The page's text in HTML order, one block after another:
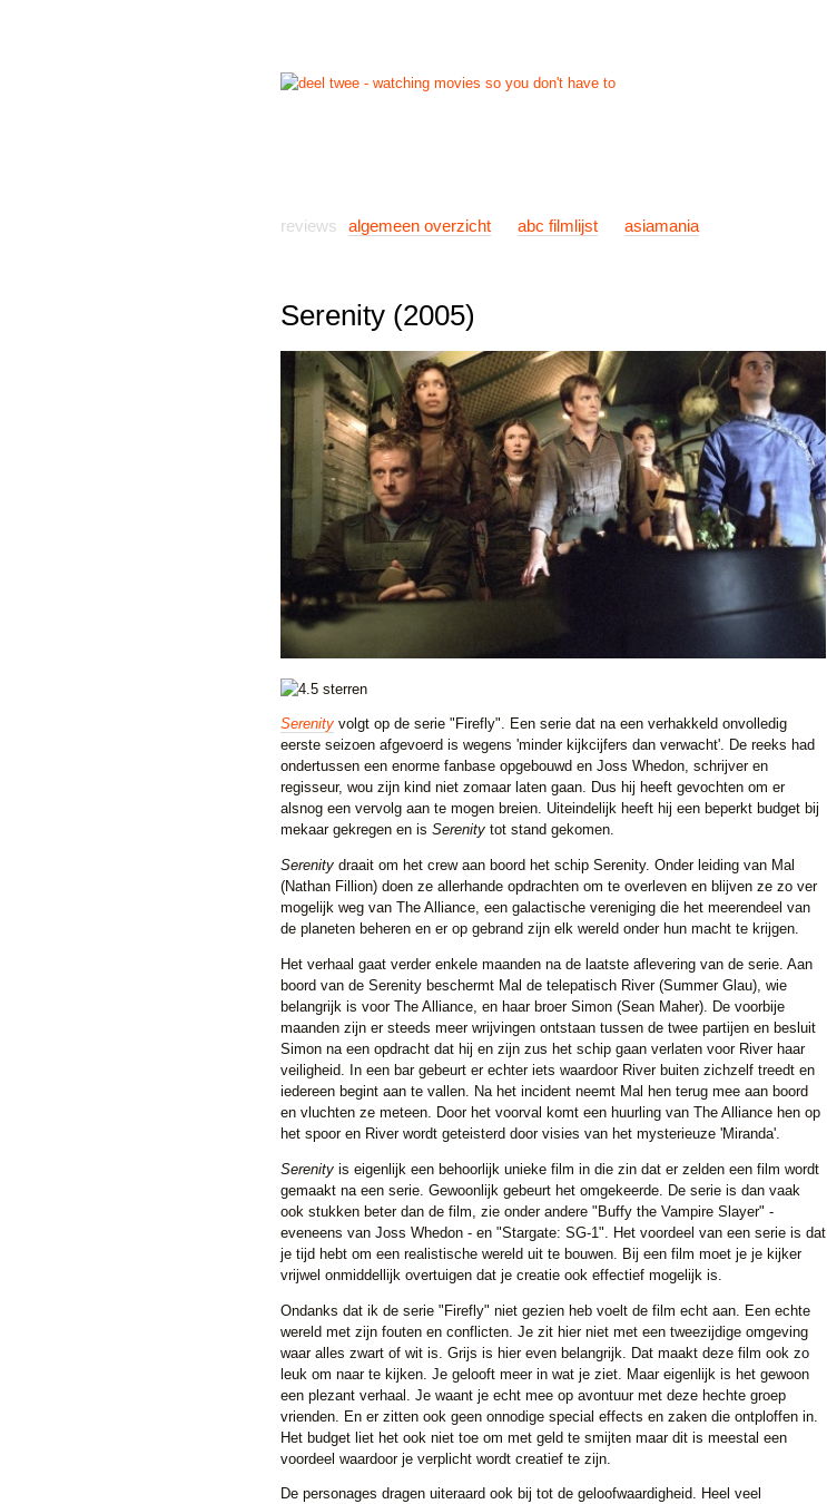
reviews algemeen overzicht abc filmlijst asiamania
Serenity (2005)
Serenity volgt op de serie "Firefly". Een serie dat na een verhakkeld onvolledig
eerste seizoen afgevoerd is wegens 'minder kijkcijfers dan verwacht'. De reeks had
ondertussen een enorme fanbase opgebouwd en Joss Whedon, schrijver en
regisseur, wou zijn kind niet zomaar laten gaan. Dus hij heeft gevochten om er
alsnog een vervolg aan te mogen breien. Uiteindelijk heeft hij een beperkt budget bij
mekaar gekregen en is Serenity tot stand gekomen.
Serenity draait om het crew aan boord het schip Serenity. Onder leiding van Mal
(Nathan Fillion) doen ze allerhande opdrachten om te overleven en blijven ze zo ver
mogelijk weg van The Alliance, een galactische vereniging die het meerendeel van
de planeten beheren en er op gebrand zijn elk wereld onder hun macht te krijgen.
Het verhaal gaat verder enkele maanden na de laatste aflevering van de serie. Aan
boord van de Serenity beschermt Mal de telepatisch River (Summer Glau), wie
belangrijk is voor The Alliance, en haar broer Simon (Sean Maher). De voorbije
maanden zijn er steeds meer wrijvingen ontstaan tussen de twee partijen en besluit
Simon na een opdracht dat hij en zijn zus het schip gaan verlaten voor River haar
veiligheid. In een bar gebeurt er echter iets waardoor River buiten zichzelf treedt en
iedereen begint aan te vallen. Na het incident neemt Mal hen terug mee aan boord
en vluchten ze meteen. Door het voorval komt een huurling van The Alliance hen op
het spoor en River wordt geteisterd door visies van het mysterieuze 'Miranda'.
Serenity is eigenlijk een behoorlijk unieke film in die zin dat er zelden een film wordt
gemaakt na een serie. Gewoonlijk gebeurt het omgekeerde. De serie is dan vaak
ook stukken beter dan de film, zie onder andere "Buffy the Vampire Slayer" -
eveneens van Joss Whedon - en "Stargate: SG-1". Het voordeel van een serie is dat
je tijd hebt om een realistische wereld uit te bouwen. Bij een film moet je je kijker
vrijwel onmiddellijk overtuigen dat je creatie ook effectief mogelijk is.
Ondanks dat ik de serie "Firefly" niet gezien heb voelt de film echt aan. Een echte
wereld met zijn fouten en conflicten. Je zit hier niet met een tweezijdige omgeving
waar alles zwart of wit is. Grijs is hier even belangrijk. Dat maakt deze film ook zo
leuk om naar te kijken. Je gelooft meer in wat je ziet. Maar eigenlijk is het gewoon
een plezant verhaal. Je waant je echt mee op avontuur met deze hechte groep
vrienden. En er zitten ook geen onnodige special effects en zaken die ontploffen in.
Het budget liet het ook niet toe om met geld te smijten maar dit is meestal een
voordeel waardoor je verplicht wordt creatief te zijn.
De personages dragen uiteraard ook bij tot de geloofwaardigheid. Heel veel